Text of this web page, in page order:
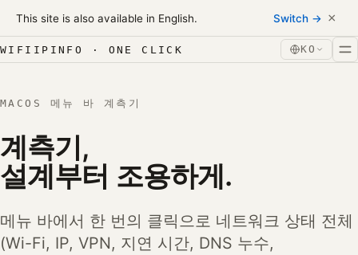
This site is also available in English. Switch → ×
본문으로 건너뛰기
WIFIIPINFO · ONE CLICK KO
MACOS 메뉴 바 계측기
계측기,
설계부터 조용하게.
메뉴 바에서 한 번의 클릭으로 네트워크 상태 전체
(Wi-Fi, IP, VPN, 지연 시간, DNS 누수,